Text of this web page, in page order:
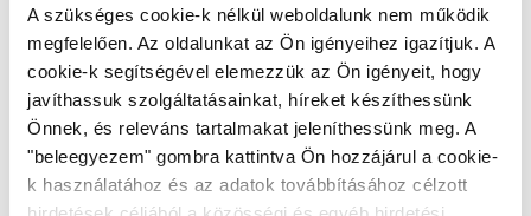
A szükséges cookie-k nélkül weboldalunk nem működik
megfelelően. Az oldalunkat az Ön igényeihez igazítjuk. A
cookie-k segítségével elemezzük az Ön igényeit, hogy
javíthassuk szolgáltatásainkat, híreket készíthessünk
Önnek, és releváns tartalmakat jeleníthessünk meg. A
"beleegyezem" gombra kattintva Ön hozzájárul a cookie-
k használatához és az adatok továbbításához célzott
BIO RAW Vitis Vinifera / Szultán mazsola
BIO RAW Lepidium Meyenii / Perui zsázsa (Maca)
BIO Agave Syrup / Agávové szirup
RAW Withania Somnifera / Ashwaganda
RAW Tinospora Cordifolia / Guduchi